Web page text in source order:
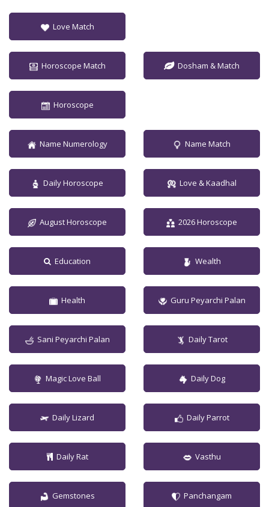
Love Match
Horoscope Match Dosham & Match
Horoscope
Name Numerology Name Match
Daily Horoscope Love & Kaadhal
August Horoscope 2026 Horoscope
Education Wealth
Health Guru Peyarchi Palan
Sani Peyarchi Palan Daily Tarot
Magic Love Ball Daily Dog
Daily Lizard Daily Parrot
Daily Rat Vasthu
Gemstones Panchangam